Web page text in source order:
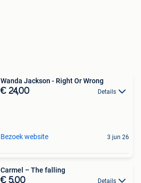
Wanda Jackson - Right Or Wrong
€ 24,00 Details
Bezoek website 3 jun 26
Carmel – The falling
€ 5,00 Details